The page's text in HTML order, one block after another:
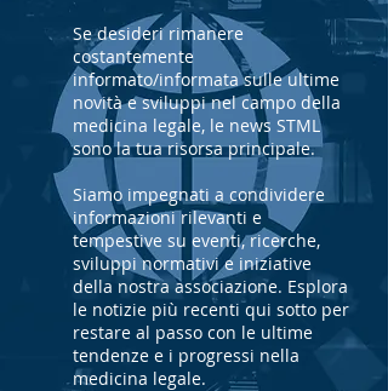
Se desideri rimanere
costantemente
informato/informata sulle ultime
novità e sviluppi nel campo della
medicina legale, le news STML
sono la tua risorsa principale.
Siamo impegnati a condividere
informazioni rilevanti e
tempestive su eventi, ricerche,
sviluppi normativi e iniziative
della nostra associazione. Esplora
le notizie più recenti qui sotto per
restare al passo con le ultime
tendenze e i progressi nella
medicina legale.